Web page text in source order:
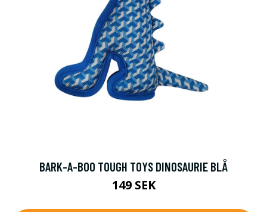
BARK-A-BOO TOUGH TOYS DINOSAURIE BLÅ
149 SEK